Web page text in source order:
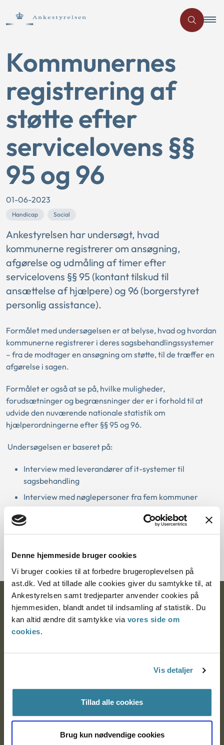
Denne hjemmeside bruger cookies
Vi bruger cookies til at forbedre brugeroplevelsen på
ast.dk. Ved at tillade alle cookies giver du samtykke til, at
Ankestyrelsen samt tredjeparter anvender cookies på
hjemmesiden, blandt andet til indsamling af statistik. Du
kan altid ændre dit samtykke via vores side om
cookies.
Vis detaljer
Tillad alle cookies
Brug kun nødvendige cookies
Kommunernes
registrering af
støtte efter
servicelovens §§
95 og 96
01-06-2023
Handicap Social
Ankestyrelsen har undersøgt, hvad
kommunerne registrerer om ansøgning,
afgørelse og udmåling af timer efter
servicelovens §§ 95 (kontant tilskud til
ansættelse af hjælpere) og 96 (borgerstyret
personlig assistance).
Formålet med undersøgelsen er at belyse, hvad og hvordan
kommunerne registrerer i deres sagsbehandlingssystemer
– fra de modtager en ansøgning om støtte, til de træffer en
afgørelse i sagen.
Formålet er også at se på, hvilke muligheder,
forudsætninger og begrænsninger der er i forhold til at
udvide den nuværende nationale statistik om
hjælperordningerne efter §§ 95 og 96.
Undersøgelsen er baseret på:
Interview med leverandører af it-systemer til
sagsbehandling
Interview med nøglepersoner fra fem kommuner
Spørgeskema til alle landets kommuner
Ankestyrelsen
Postadresse: